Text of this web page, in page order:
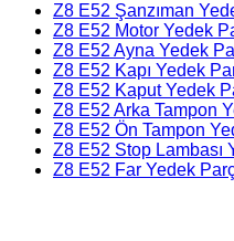
Z8 E52 Şanzıman
Z8 E52 Motor Yedek
Z8 E52 Ayna Yedek
Z8 E52 Kapı Yedek
Z8 E52 Kaput Yedek
Z8 E52 Arka Tampon
Z8 E52 Ön Tampon
Z8 E52 Stop Lambası
Z8 E52 Far Yedek